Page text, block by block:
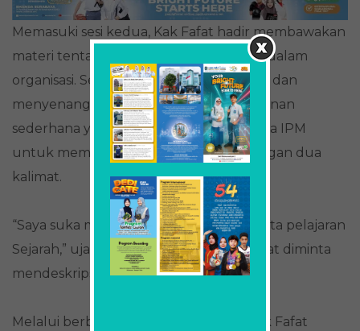
Memasuki sesi kedua, Kak Fafat hadir membawakan
materi tentang pentingnya komunikasi dalam
organisasi. Sesi ini berlangsung interaktif dan
menyenangkan, dimulai dengan permainan
sederhana yang melibatkan tiga anggota IPM
untuk memperkenalkan diri hanya dengan dua
kalimat.
“Saya suka mendesain dan saya suka mata pelajaran
Sejarah,” ujar Pandya, siswa kelas X-11, saat diminta
mendeskripsikan dirinya.
Melalui berbagai
dan simulasi, Kak Fafat